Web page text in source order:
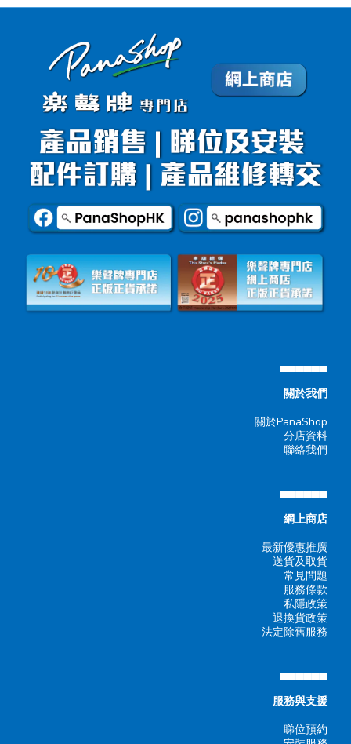
▄▄▄▄▄▄
關於我們
關於PanaShop
分店資料
聯絡我們
▄▄▄▄▄▄
網上商店
最新優惠推廣
送貨及取貨
常見問題
服務條款
私隱政策
退換貨政策
法定除舊服務
▄▄▄▄▄▄
服務與支援
睇位預約